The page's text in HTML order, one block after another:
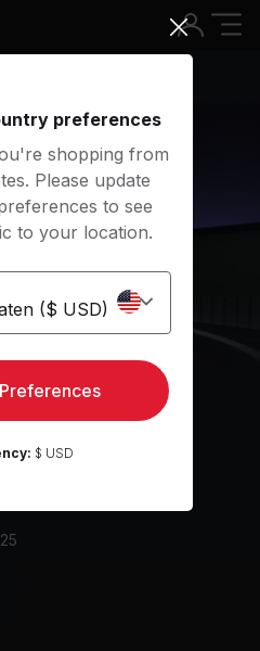
preferences
shopping from
Please update
to see
to your location.
$ USD